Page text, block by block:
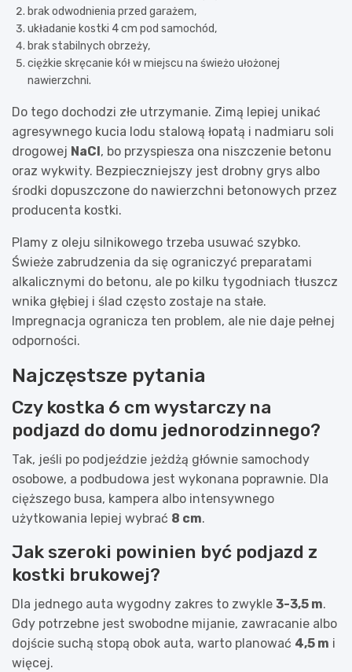
brak odwodnienia przed garażem,
układanie kostki 4 cm pod samochód,
brak stabilnych obrzeży,
ciężkie skręcanie kół w miejscu na świeżo ułożonej
nawierzchni.
Do tego dochodzi złe utrzymanie. Zimą lepiej unikać
agresywnego kucia lodu stalową łopatą i nadmiaru soli
drogowej NaCl, bo przyspiesza ona niszczenie betonu
oraz wykwity. Bezpieczniejszy jest drobny grys albo
środki dopuszczone do nawierzchni betonowych przez
producenta kostki.
Plamy z oleju silnikowego trzeba usuwać szybko.
Świeże zabrudzenia da się ograniczyć preparatami
alkalicznymi do betonu, ale po kilku tygodniach tłuszcz
wnika głębiej i ślad często zostaje na stałe.
Impregnacja ogranicza ten problem, ale nie daje pełnej
odporności.
Najczęstsze pytania
Czy kostka 6 cm wystarczy na
podjazd do domu jednorodzinnego?
Tak, jeśli po podjeździe jeżdżą głównie samochody
osobowe, a podbudowa jest wykonana poprawnie. Dla
cięższego busa, kampera albo intensywnego
użytkowania lepiej wybrać 8 cm.
Jak szeroki powinien być podjazd z
kostki brukowej?
Dla jednego auta wygodny zakres to zwykle 3-3,5 m.
Gdy potrzebne jest swobodne mijanie, zawracanie albo
dojście suchą stopą obok auta, warto planować 4,5 m i
więcej.